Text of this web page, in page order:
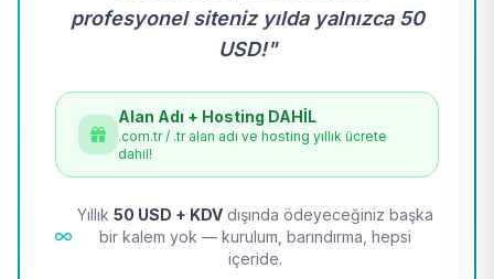
profesyonel siteniz yılda yalnızca 50
USD!"
Alan Adı + Hosting DAHİL
.com.tr / .tr alan adı ve hosting yıllık ücrete
dahil!
Yıllık 50 USD + KDV dışında ödeyeceğiniz başka
bir kalem yok — kurulum, barındırma, hepsi
içeride.